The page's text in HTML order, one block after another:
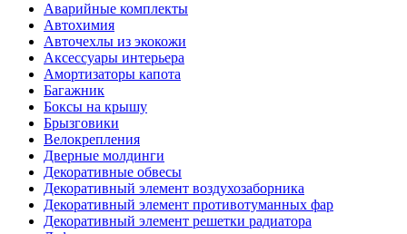
Аварийные комплекты
Автохимия
Авточехлы из экокожи
Аксессуары интерьера
Амортизаторы капота
Багажник
Боксы на крышу
Брызговики
Велокрепления
Дверные молдинги
Декоративные обвесы
Декоративный элемент воздухозаборника
Декоративный элемент противотуманных фар
Декоративный элемент решетки радиатора